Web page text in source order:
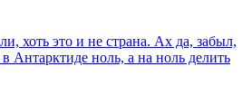
хоть это и не страна. Ах да, забыл,
Антарктиде ноль, а на ноль делить